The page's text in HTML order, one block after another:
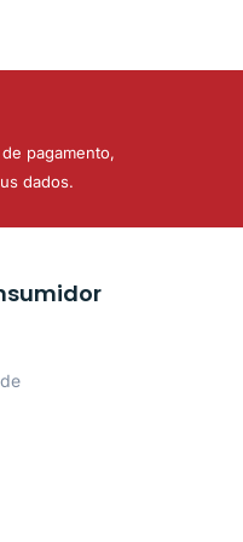
pagamento,
dados.